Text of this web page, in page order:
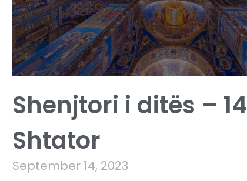
Shenjtori i ditës – 14
Shtator
September 14, 2023